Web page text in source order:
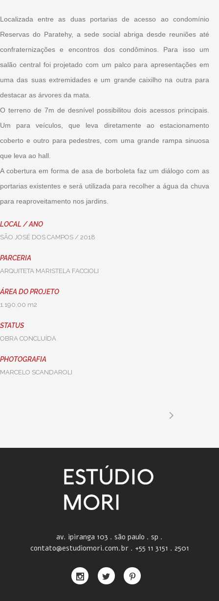
Localizada entre as duas portarias de acesso ao condomínio
Reservas do Paratehy, a sede social abriga desde reuniões até
confraternizações e encontros dos condôminos. Para isso um
salão central foi projetado com um palco para apresentações em
uma das suas extremidades e um grande caixilho na outra para
destacar as árvores da mata.
O terreno de 7m de desnível possibilitou dois acessos principais.
Um para veículos, que leva diretamente ao estacionamento
coberto e outro para pedestres, com uma grande rampa sinuosa
que leva ao hall.
A cobertura em forma de asa de borboleta faz um diálogo com as
portarias existentes e será utilizada para recolher a água da chuva
para reaproveitamento nos jardins.
LOCAL / ANO
SÃO JOSÉ DOS CAMPOS / 2018
PARCERIA
ARQUITETA MARISTELA FACCIOLI
ÁREA DO PROJETO
1.190,00 m2
STATUS
OBRA CONCLUÍDA
PHOTOGRAFIA
MARCELO SCANDAROLI
av. ipiranga 103 . são paulo . sp .
contato@estudiomori.com.br . +55 11 3151 . 2501